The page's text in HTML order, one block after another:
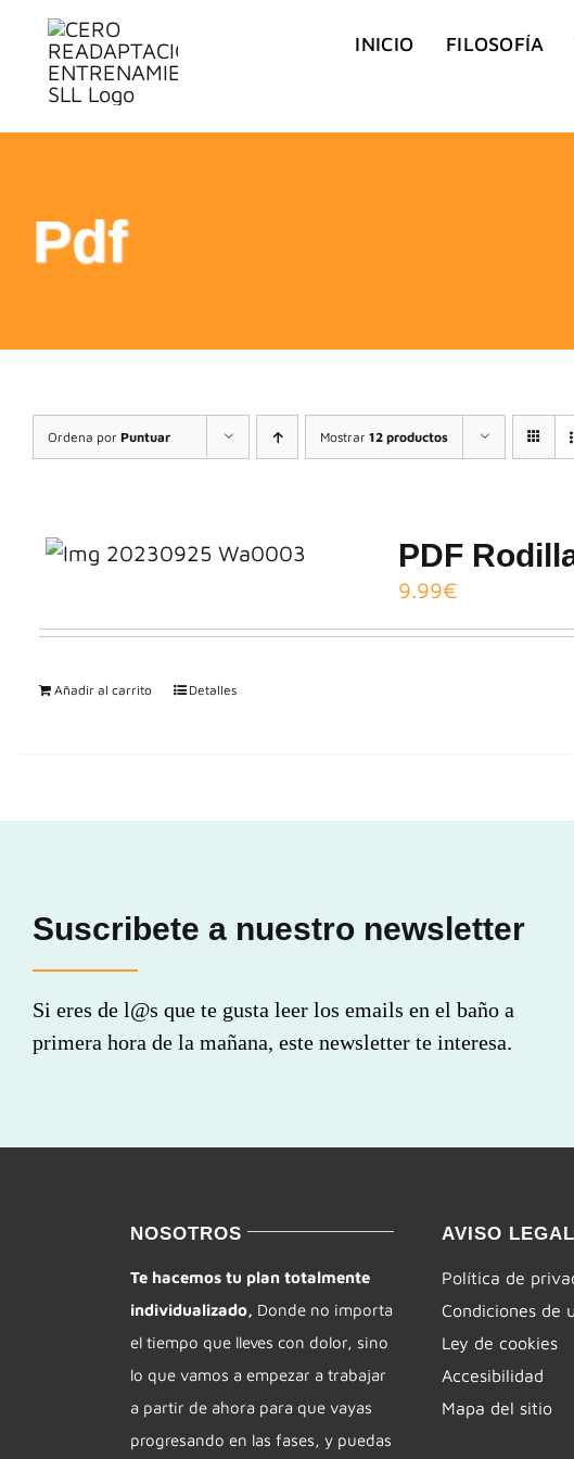
Saltar
contenido
INICIO FILOSOFÍA
Pdf
Ordena por Puntuar Mostrar 12 productos
PDF
9.99€
Añadir al carrito Detalles
Suscribete a nuestro newsletter
Si eres de l@s que te gusta leer los emails en el baño a
primera hora de la mañana, este newsletter te interesa.
NOSOTROS
Te hacemos tu plan totalmente
individualizado, Donde no importa
el tiempo que lleves con dolor, sino
lo que vamos a empezar a trabajar
a partir de ahora para que vayas
progresando en las fases, y puedas
AVISO LEGAL
Política de
Condiciones de
Ley de cookies
Accesibilidad
Mapa del sitio